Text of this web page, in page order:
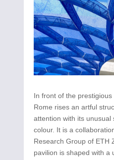
In front of the
Rome rises an artful
attention with its unusual
colour. It is a
Research Group of ETH
pavilion is shaped with a